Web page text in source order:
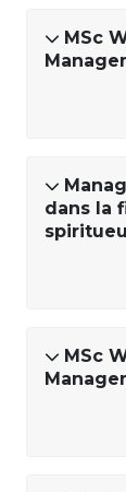
MSc
dans la
MSc